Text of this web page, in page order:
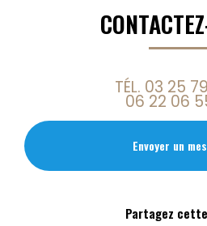
TÉL. 03 25
06 22 06
Envoyer un
Partagez